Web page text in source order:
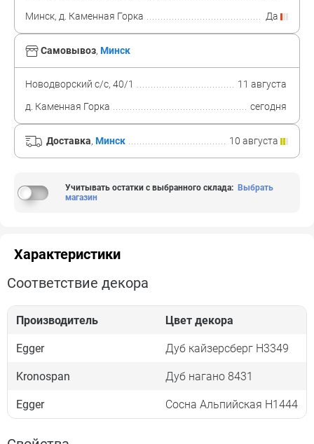
Самовывоз, Минск
Новодворский с/с, 40/1
11 августа
д. Каменная Горка
сегодня
Доставка, Минск 10 августа
Минск, д. Каменная Горка
Да
Учитывать остатки с выбранного склада: Выбрать
магазин
Характеристики
Соответствие декора
Производитель Цвет декора
Egger Дуб кайзерсберг Н3349
Kronospan Дуб нагано 8431
Egger Сосна Альпийская Н1444